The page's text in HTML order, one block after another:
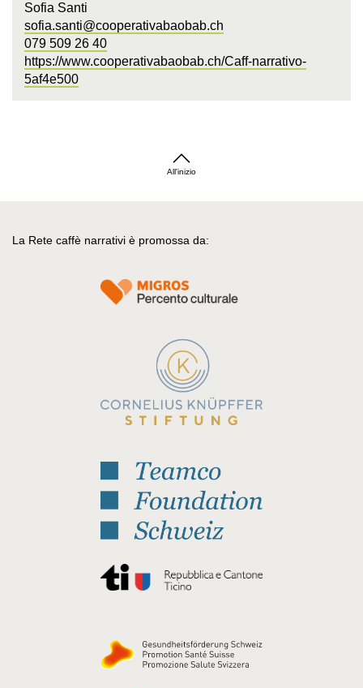
Sofia Santi
sofia.santi@cooperativabaobab.ch
079 509 26 40
https://www.cooperativabaobab.ch/Caff-narrativo-
5af4e500
All'inizio
La Rete caffè narrativi è promossa da: